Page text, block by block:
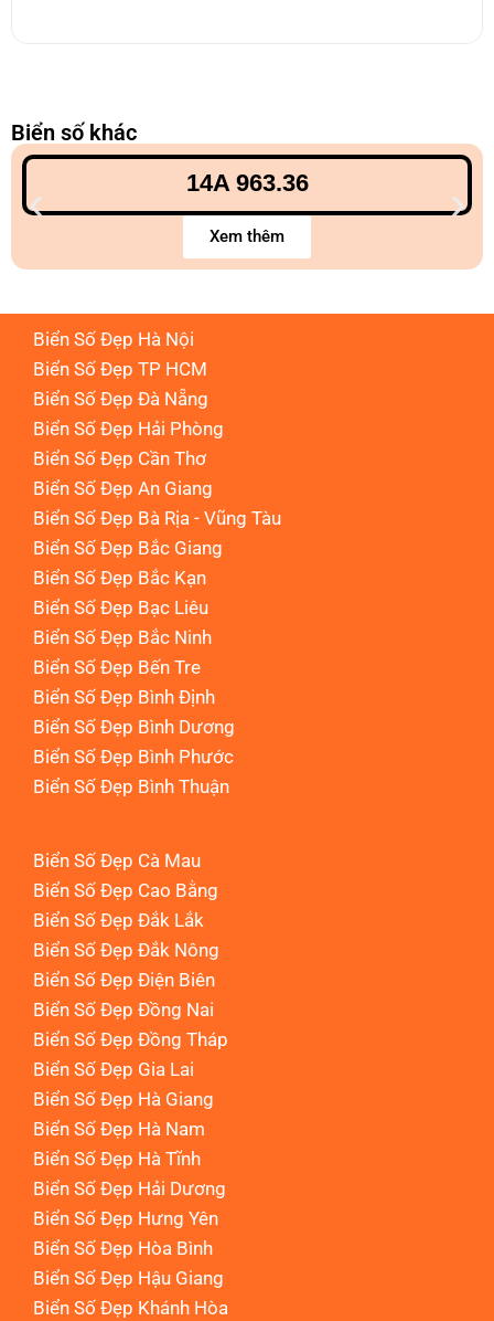
Biển số khác
14A 963.36
Xem thêm
Biển Số Đẹp Hà Nội
Biển Số Đẹp TP HCM
Biển Số Đẹp Đà Nẵng
Biển Số Đẹp Hải Phòng
Biển Số Đẹp Cần Thơ
Biển Số Đẹp An Giang
Biển Số Đẹp Bà Rịa - Vũng Tàu
Biển Số Đẹp Bắc Giang
Biển Số Đẹp Bắc Kạn
Biển Số Đẹp Bạc Liêu
Biển Số Đẹp Bắc Ninh
Biển Số Đẹp Bến Tre
Biển Số Đẹp Bình Định
Biển Số Đẹp Bình Dương
Biển Số Đẹp Bình Phước
Biển Số Đẹp Bình Thuận
Biển Số Đẹp Cà Mau
Biển Số Đẹp Cao Bằng
Biển Số Đẹp Đắk Lắk
Biển Số Đẹp Đắk Nông
Biển Số Đẹp Điện Biên
Biển Số Đẹp Đồng Nai
Biển Số Đẹp Đồng Tháp
Biển Số Đẹp Gia Lai
Biển Số Đẹp Hà Giang
Biển Số Đẹp Hà Nam
Biển Số Đẹp Hà Tĩnh
Biển Số Đẹp Hải Dương
Biển Số Đẹp Hưng Yên
Biển Số Đẹp Hòa Bình
Biển Số Đẹp Hậu Giang
Biển Số Đẹp Khánh Hòa